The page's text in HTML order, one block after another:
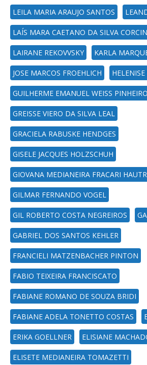
LEILA MARIA ARAUJO SANTOS
LAÍS MARA CAETANO DA SILVA
LAIRANE REKOVVSKY KARLA
JOSE MARCOS FROEHLICH
GUILHERME EMANUEL WEISS PINHEIRO
GREISSE VIERO DA SILVA LEAL
GRACIELA RABUSKE HENDGES
GISELE JACQUES HOLZSCHUH
GIOVANA MEDIANEIRA FRACARI
GILMAR FERNANDO VOGEL
GIL ROBERTO COSTA NEGREIROS
GABRIEL DOS SANTOS KEHLER
FRANCIELI MATZENBACHER PINTON
FABIO TEIXEIRA FRANCISCATO
FABIANE ROMANO DE SOUZA BRIDI
FABIANE ADELA TONETTO COSTAS
ERIKA GOELLNER ELISIANE
ELISETE MEDIANEIRA TOMAZETTI